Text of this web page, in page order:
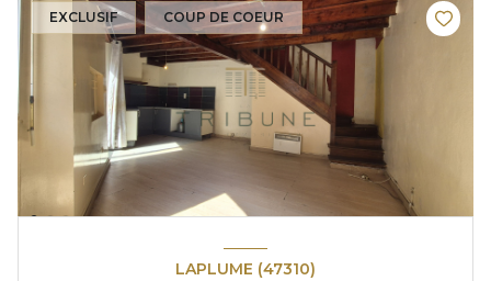
EXCLUSIF COUP DE COEUR
LAPLUME (47310)